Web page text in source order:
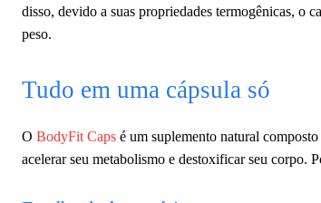
disso, devido a suas propriedades termogênicas, o
peso.
Tudo em uma cápsula só
O BodyFit Caps é um suplemento natural
acelerar seu metabolismo e destoxificar seu corpo.